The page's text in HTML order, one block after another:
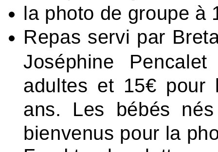
la photo de groupe à
Repas servi par
Joséphine
adultes et 15€ pour
ans. Les bébés
bienvenus pour la